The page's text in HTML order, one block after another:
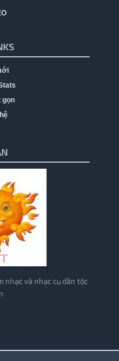
gọn
nhạc và nhạc cụ dân tộc